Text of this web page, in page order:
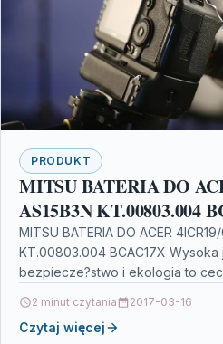
PRODUKT
MITSU BATERIA DO
AS15B3N KT.00803.004
MITSU BATERIA DO ACER
KT.00803.004 BCAC17X Wysoka
bezpiecze?stwo i ekologia to
2 minut czytania 2017-03-16
Czytaj więcej